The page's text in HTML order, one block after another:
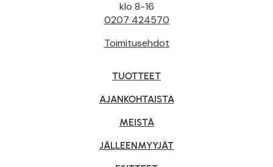
klo 8-16
0207 424570
Toimitusehdot
TUOTTEET
AJANKOHTAISTA
MEISTÄ
JÄLLEENMYYJÄT